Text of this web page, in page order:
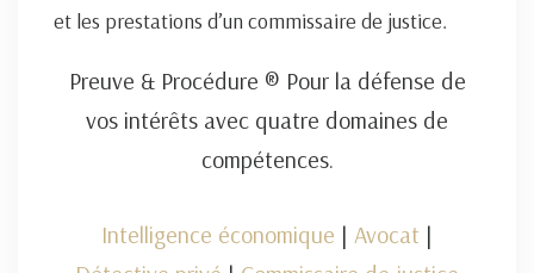
et les prestations d’un commissaire de justice.
Preuve & Procédure ® Pour la défense de
vos intérêts avec quatre domaines de
compétences.
Intelligence économique | Avocat |